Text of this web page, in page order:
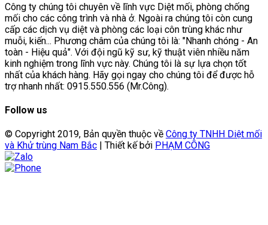
Công ty chúng tôi chuyên về lĩnh vực Diệt mối, phòng chống
mối cho các công trình và nhà ở. Ngoài ra chúng tôi còn cung
cấp các dịch vụ diệt và phòng các loại côn trùng khác như
muỗi, kiến... Phương châm của chúng tôi là: "Nhanh chóng - An
toàn - Hiệu quả". Với đội ngũ kỹ sư, kỹ thuật viên nhiều năm
kinh nghiệm trong lĩnh vực này. Chúng tôi là sự lựa chọn tốt
nhất của khách hàng. Hãy gọi ngay cho chúng tôi để được hỗ
trợ nhanh nhất: 0915.550.556 (Mr.Công).
Follow us
© Copyright 2019, Bản quyền thuộc về Công ty TNHH Diệt mối
và Khử trùng Nam Bắc | Thiết kế bởi PHẠM CÔNG